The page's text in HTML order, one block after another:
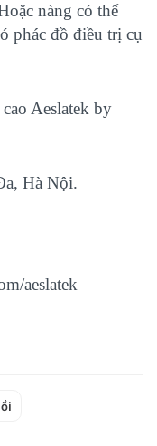
nàng có thể
phác đồ điều trị cụ
Aeslatek by
Hà Nội.
aeslatek